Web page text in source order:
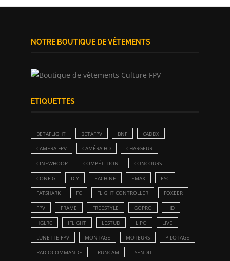
NOTRE BOUTIQUE DE VÊTEMENTS
ETIQUETTES
BETAFLIGHT BETAFPV BNF CADDX
CAMERA FPV CAMÉRA HD CHARGEUR
CINEWHOOP COMPÉTITION CONCOURS
CONFIG DIY EACHINE EMAX ESC
FATSHARK FC FLIGHT CONTROLLER FOXEER
FPV FRAME FREESTYLE GOPRO HD
HGLRC IFLIGHT LESTUD LIPO LIVE
LUNETTE FPV MONTAGE MOTEURS PILOTAGE
RADIOCOMMANDE RUNCAM SENDIT